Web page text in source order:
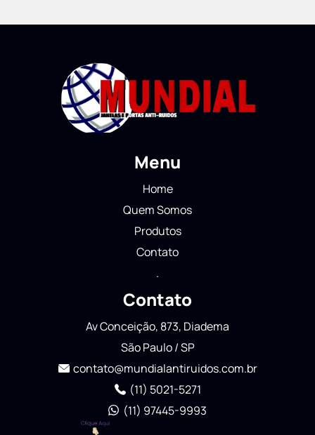
Menu
Home
Quem Somos
Produtos
Contato
.
Contato
Av Conceição, 873, Diadema
São Paulo / SP
contato@mundialantiruidos.com.br
(11) 5021-5271
(11) 97445-9993